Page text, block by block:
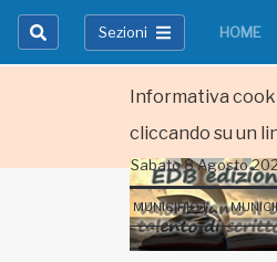
Informativa
cliccando su un
Sezioni HOME
Sabato 8 Agosto
MUNICIPIO 1